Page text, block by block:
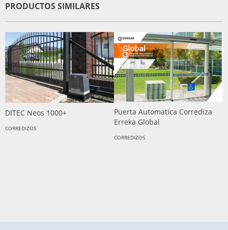
PRODUCTOS SIMILARES
DITEC Neos 1000+
CORREDIZOS
Puerta Automatica Corrediza
Erreka Global
CORREDIZOS